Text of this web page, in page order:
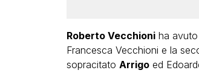
Roberto Vecchioniha avuto
Francesca Vecchioni e la
sopracitato Arrigoed